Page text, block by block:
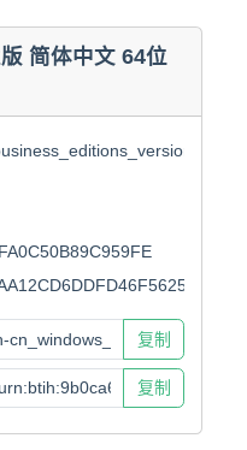
简体中文 64位
复制
复制